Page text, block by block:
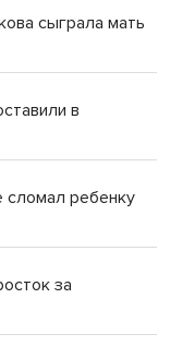
сыграла мать
в
сломал ребенку
за